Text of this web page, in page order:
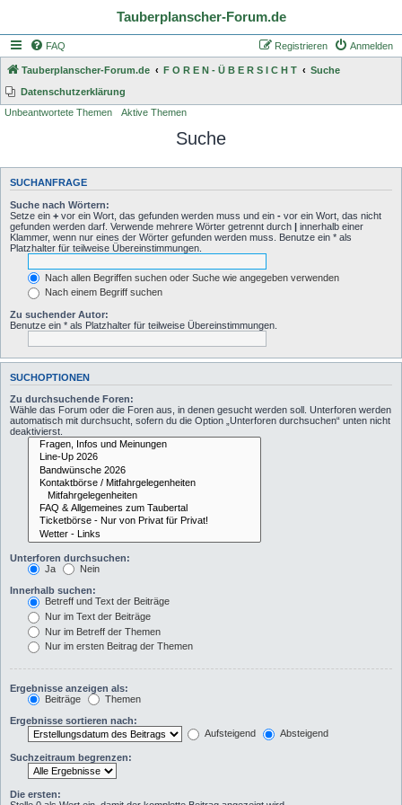
Tauberplanscher-Forum.de
FAQ Anmelden
Registrieren
Tauberplanscher-Forum.de F O R E N - Ü B E R S I C H T
Suche
Datenschutzerklärung
Unbeantwortete Themen
Aktive Themen
Suche
SUCHANFRAGE
Suche nach Wörtern:
Setze ein + vor ein Wort, das gefunden werden muss und ein - vor ein Wort, das nicht
gefunden werden darf. Verwende mehrere Wörter getrennt durch | innerhalb einer
Klammer, wenn nur eines der Wörter gefunden werden muss. Benutze ein * als
Platzhalter für teilweise Übereinstimmungen.
Nach allen Begriffen suchen oder Suche wie angegeben verwenden
Nach einem Begriff suchen
Zu suchender Autor:
Benutze ein * als Platzhalter für teilweise Übereinstimmungen.
SUCHOPTIONEN
Zu durchsuchende Foren:
Wähle das Forum oder die Foren aus, in denen gesucht werden soll. Unterforen werden
automatisch mit durchsucht, sofern du die Option „Unterforen durchsuchen“ unten nicht
deaktivierst.
Unterforen durchsuchen:
Ja
Nein
Innerhalb suchen:
Betreff und Text der Beiträge
Nur im Text der Beiträge
Nur im Betreff der Themen
Nur im ersten Beitrag der Themen
Ergebnisse anzeigen als:
Beiträge
Themen
Ergebnisse sortieren nach:
Aufsteigend
Absteigend
Suchzeitraum begrenzen:
Die ersten: